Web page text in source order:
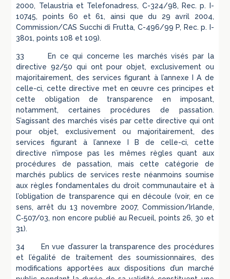
2000, Telaustria et Telefonadress, C-324/98, Rec. p. I-
10745, points 60 et 61, ainsi que du 29 avril 2004,
Commission/CAS Succhi di Frutta, C-496/99 P, Rec. p. I-
3801, points 108 et 109).
33 En ce qui concerne les marchés visés par la
directive 92/50 qui ont pour objet, exclusivement ou
majoritairement, des services figurant à l’annexe I A de
celle-ci, cette directive met en œuvre ces principes et
cette obligation de transparence en imposant,
notamment, certaines procédures de passation.
S’agissant des marchés visés par cette directive qui ont
pour objet, exclusivement ou majoritairement, des
services figurant à l’annexe I B de celle-ci, cette
directive n’impose pas les mêmes règles quant aux
procédures de passation, mais cette catégorie de
marchés publics de services reste néanmoins soumise
aux règles fondamentales du droit communautaire et à
l’obligation de transparence qui en découle (voir, en ce
sens, arrêt du 13 novembre 2007, Commission/Irlande,
C‑507/03, non encore publié au Recueil, points 26, 30 et
31).
34 En vue d’assurer la transparence des procédures
et l’égalité de traitement des soumissionnaires, des
modifications apportées aux dispositions d’un marché